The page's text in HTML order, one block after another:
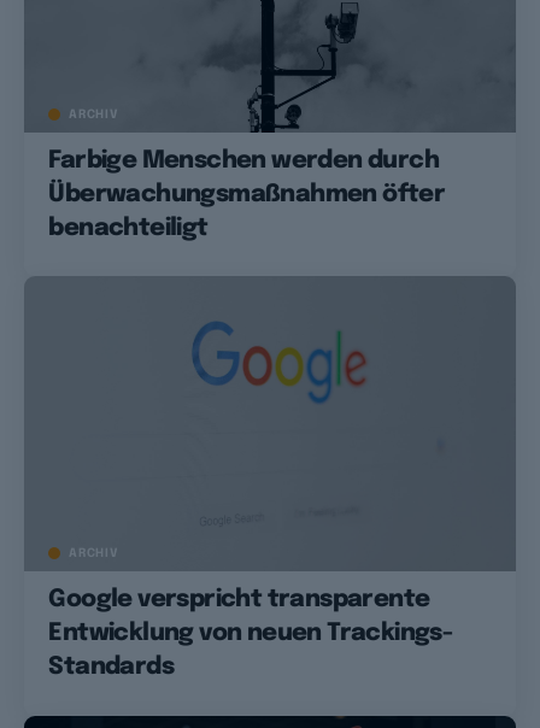
ARCHIV
Farbige Menschen werden durch
Überwachungsmaßnahmen öfter
benachteiligt
ARCHIV
Google verspricht transparente
Entwicklung von neuen Trackings-
Standards